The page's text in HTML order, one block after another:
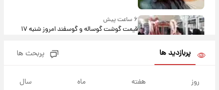
۶ ساعت پیش
قیمت گوشت گوساله و گوسفند امروز شنبه ۱۷
شوید+ فیلم
پربازدید ها پربحث ها
روز هفته ماه سال